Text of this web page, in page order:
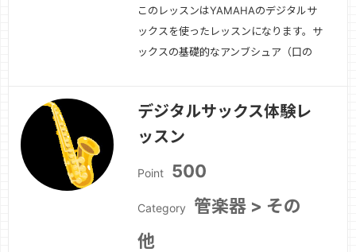
このレッスンはYAMAHAのデジタルサ
ックスを使ったレッスンになります。サ
ックスの基礎的なアンブシュア（口の
簡単なメロディを吹いてみましょう！
続きを見る »
デジタルサックス体験レ
ッスン
Point 500
Category
管楽器 > その
他